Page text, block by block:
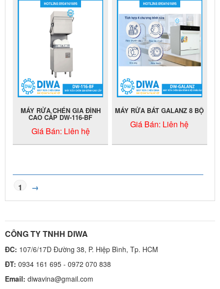
MÁY RỬA CHÉN GIA ĐÌNH
CAO CẤP DW-116-BF
Giá Bán: Liên hệ
MÁY RỬA BÁT GALANZ 8 BỘ
Giá Bán: Liên hệ
1 →
CÔNG TY TNHH DIWA
ĐC: 107/6/17D Đường 38, P. Hiệp Bình, Tp. HCM
ĐT: 0934 161 695 - 0972 070 838
Email: diwavina@gmail.com